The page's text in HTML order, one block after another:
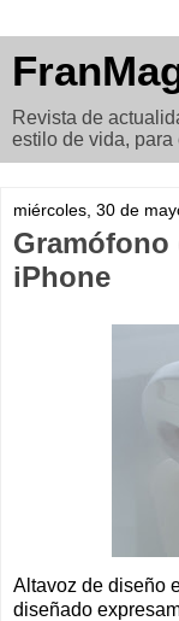
Revista de
estilo de vida, para
miércoles, 30 de
Gramófono
iPhone
Altavoz de diseño
diseñado